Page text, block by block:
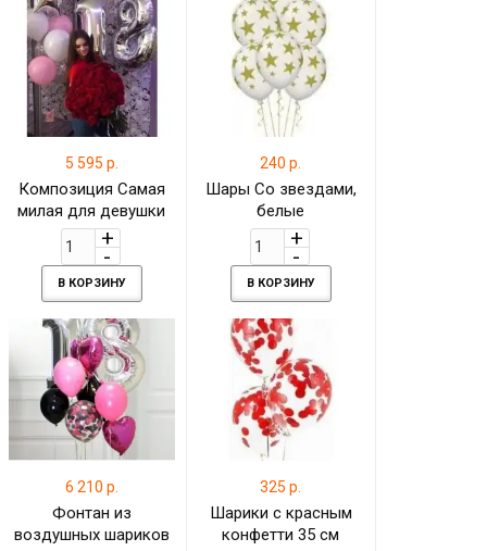
5 595 р.
Композиция Самая
милая для девушки
на 18 лет
В КОРЗИНУ
240 р.
Шары Со звездами,
белые
В КОРЗИНУ
6 210 р.
Фонтан из
воздушных шариков
325 р.
Шарики с красным
конфетти 35 см